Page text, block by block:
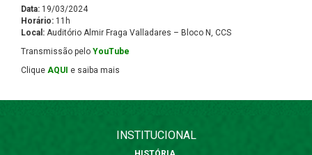
Data: 19/03/2024
Horário: 11h
Local: Auditório Almir Fraga Valladares – Bloco N, CCS
Transmissão pelo YouTube
Clique AQUI e saiba mais
INSTITUCIONAL